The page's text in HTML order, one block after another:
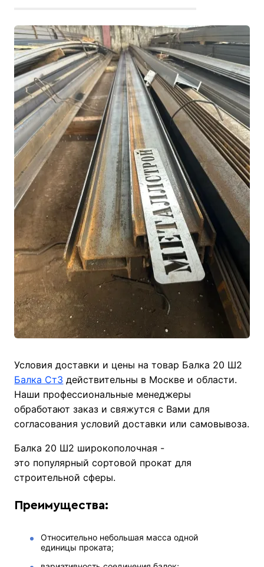
Условия доставки и цены на товар Балка 20 Ш2
Балка Ст3 действительны в Москве и области.
Наши профессиональные менеджеры
обработают заказ и свяжутся с Вами для
согласования условий доставки или самовывоза.
Балка 20 Ш2 широкополочная -
это популярный сортовой прокат для
строительной сферы.
Преимущества:
Относительно небольшая масса одной
единицы проката;